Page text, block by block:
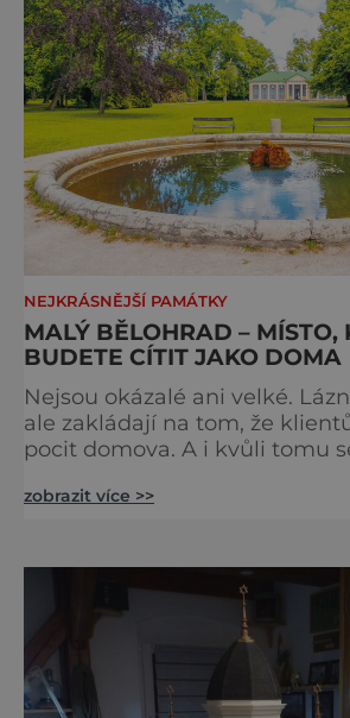
NEJKRÁSNĚJŠÍ PAMÁTKY
MALÝ BĚLOHRAD – MÍSTO,
BUDETE CÍTIT JAKO DOMA
Nejsou okázalé ani velké.
ale zakládají na tom, že
pocit domova. A i kvůli tomu
lázeňské koncerty ani
nevšimne, ani se jí kolonáda
zobrazit více >>